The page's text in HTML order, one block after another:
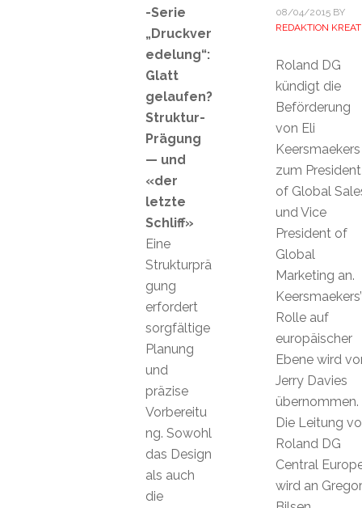
08/04/2015BY
REDAKTION
Roland DG
kündigt die
Beförderung
von Eli
Keersmaekers
zum President
of Global
und Vice
President of
Global
Marketing an.
Keersmaekers’
Rolle auf
europäischer
Ebene wird
Jerry Davies
übernommen.
Die Leitung
Roland DG
Central
wird an
-Serie
„Druckver
edelung“:
Glatt
gelaufen?
Struktur-
Prägung
— und
«der
letzte
Schliff»
Eine
Strukturprä
gung
erfordert
sorgfältige
Planung
und
präzise
Vorbereitu
ng. Sowohl
das Design
als auch
die